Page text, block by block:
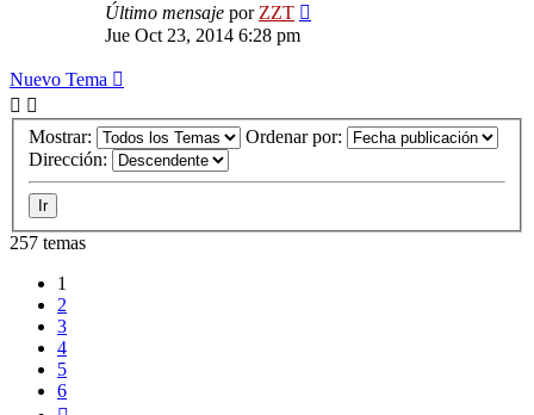
Último mensaje por ZZT
Jue Oct 23, 2014 6:28 pm
Nuevo Tema
Mostrar:
Ordenar por:
Dirección:
257 temas
1
2
3
4
5
6